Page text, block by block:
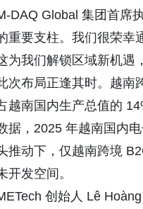
DAQ Global 集团首席
重要支柱。我们很荣幸
为我们解锁区域新机遇
次布局正逢其时。越南
越南国内生产总值的
据，2025 年越南国内
推动下，仅越南跨境
开发空间。
创始人 Lê